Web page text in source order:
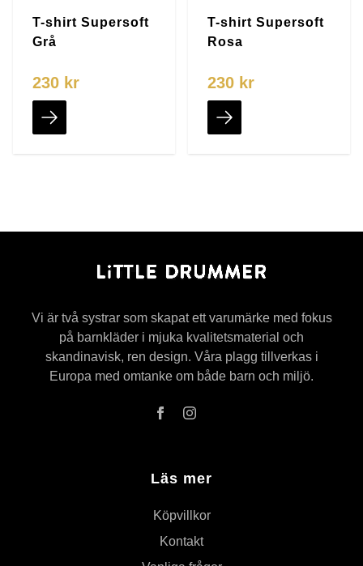
T-shirt Supersoft
Grå
230 kr
T-shirt Supersoft
Rosa
230 kr
Vi är två systrar som skapat ett varumärke med fokus
på barnkläder i mjuka kvalitetsmaterial och
skandinavisk, ren design. Våra plagg tillverkas i
Europa med omtanke om både barn och miljö.
Läs mer
Köpvillkor
Kontakt